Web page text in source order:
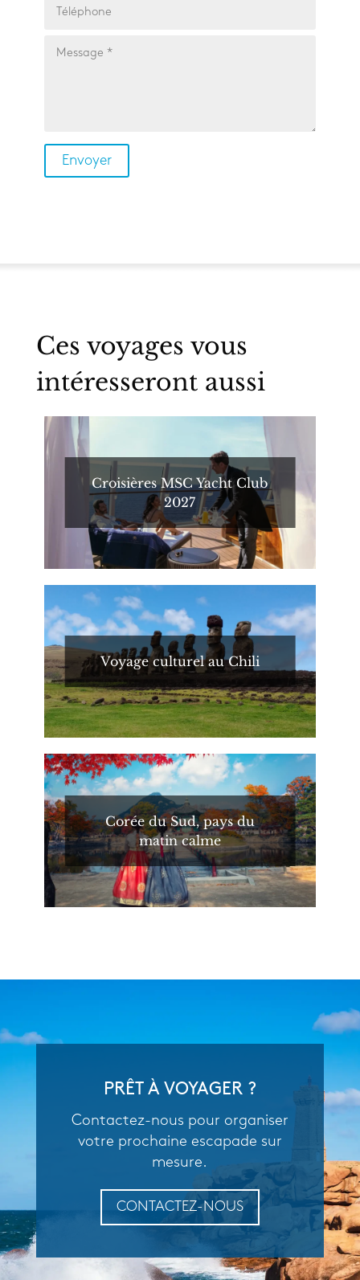
Ces voyages vous
intéresseront aussi
Croisières MSC Yacht Club
2027
Voyage culturel au Chili
Corée du Sud, pays du
matin calme
PRÊT À VOYAGER ?
Contactez-nous pour organiser
votre prochaine escapade sur
mesure.
CONTACTEZ-NOUS